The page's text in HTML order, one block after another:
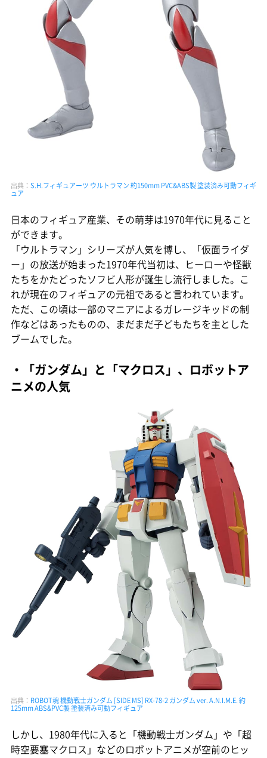
出典： S.H.フィギュアーツ ウルトラマン 約150mm PVC&ABS製 塗装済み可動フィギ
ュア
日本のフィギュア産業、その萌芽は1970年代に見ること
ができます。
「ウルトラマン」シリーズが人気を博し、「仮面ライダ
ー」の放送が始まった1970年代当初は、ヒーローや怪獣
たちをかたどったソフビ人形が誕生し流行しました。こ
れが現在のフィギュアの元祖であると言われています。
ただ、この頃は一部のマニアによるガレージキッドの制
作などはあったものの、まだまだ子どもたちを主とした
ブームでした。
・「ガンダム」と「マクロス」、ロボットア
ニメの人気
出典： ROBOT魂 機動戦士ガンダム [SIDE MS] RX-78-2 ガンダム ver. A.N.I.M.E. 約
125mm ABS&PVC製 塗装済み可動フィギュア
しかし、1980年代に入ると「機動戦士ガンダム」や「超
時空要塞マクロス」などのロボットアニメが空前のヒッ